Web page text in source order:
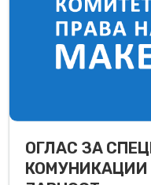
ОГЛАС ЗА
КОМУНИКАЦИИ